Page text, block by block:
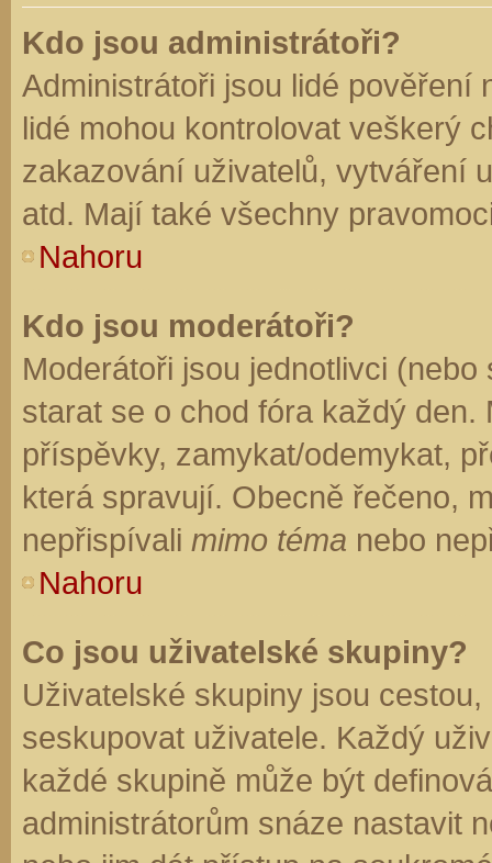
Kdo jsou administrátoři?
Administrátoři jsou lidé pověření
lidé mohou kontrolovat veškerý
zakazování uživatelů, vytváření
atd. Mají také všechny
Nahoru
Kdo jsou moderátoři?
Moderátoři jsou jednotlivci
starat se o chod fóra každý
příspěvky, zamykat/odemykat,
která spravují. Obecně řečeno,
nepřispívali mimo téma nebo
Nahoru
Co jsou uživatelské skupiny?
Uživatelské skupiny jsou
seskupovat uživatele. Každý
každé skupině může být
administrátorům snáze nastavit